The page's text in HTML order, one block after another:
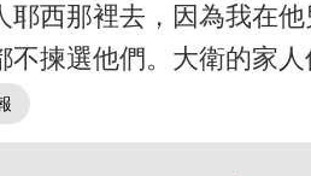
西那裡去，因為我在
揀選他們。大衛的家